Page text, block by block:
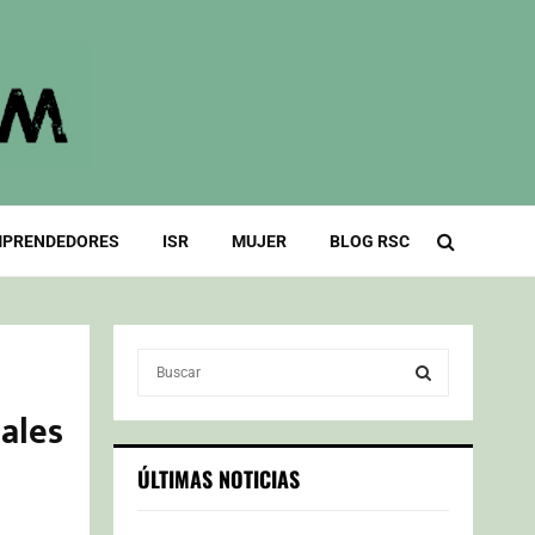
ISR MUJER BLOG RSC
c
h
S
ÚLTIMAS NOTICIAS